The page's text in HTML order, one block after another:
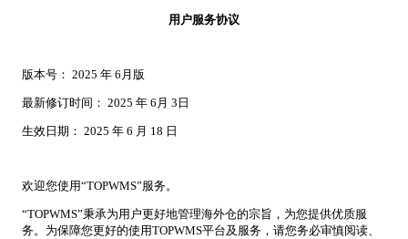
用户服务协议
版本号： 2025 年 6月版
最新修订时间： 2025 年 6月 3日
生效日期： 2025 年 6 月 18 日
欢迎您使用“TOPWMS”服务。
“TOPWMS”秉承为用户更好地管理海外仓的宗旨，为您提供优质服
务。为保障您更好的使用TOPWMS平台及服务，请您务必审慎阅读、